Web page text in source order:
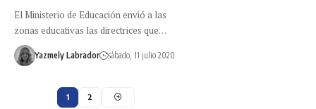
El Ministerio de Educación envió a las
zonas educativas las directrices que…
Yazmely Labrador sábado, 11 julio 2020
1 2